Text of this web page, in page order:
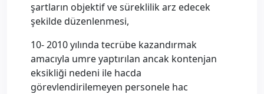
şartların objektif ve süreklilik arz edecek
şekilde düzenlenmesi,
10- 2010 yılında tecrübe kazandırmak
amacıyla umre yaptırılan ancak kontenjan
eksikliği nedeni ile hacda
görevlendirilemeyen personele hac